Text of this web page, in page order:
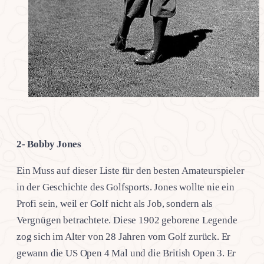
2- Bobby Jones
Ein Muss auf dieser Liste für den besten Amateurspieler
in der Geschichte des Golfsports. Jones wollte nie ein
Profi sein, weil er Golf nicht als Job, sondern als
Vergnügen betrachtete. Diese 1902 geborene Legende
zog sich im Alter von 28 Jahren vom Golf zurück. Er
gewann die US Open 4 Mal und die British Open 3. Er